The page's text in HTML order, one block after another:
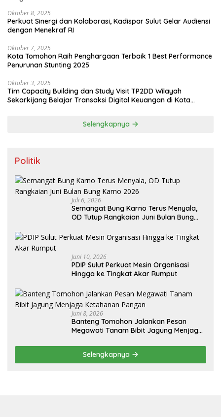
Oktober 8, 2025
Perkuat Sinergi dan Kolaborasi, Kadispar Sulut Gelar Audiensi
dengan Menekraf RI
Oktober 7, 2025
Kota Tomohon Raih Penghargaan Terbaik 1 Best Performance
Penurunan Stunting 2025
Oktober 3, 2025
Tim Capacity Building dan Study Visit TP2DD Wilayah
Sekarkijang Belajar Transaksi Digital Keuangan di Kota
Selengkapnya
Politik
Juli 6, 2026
Semangat Bung Karno Terus Menyala,
OD Tutup Rangkaian Juni Bulan Bung
Juni 10, 2026
PDIP Sulut Perkuat Mesin Organisasi
Hingga ke Tingkat Akar Rumput
Juni 8, 2026
Banteng Tomohon Jalankan Pesan
Megawati Tanam Bibit Jagung Menjaga
Selengkapnya